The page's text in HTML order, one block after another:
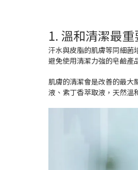
1. 溫和清潔最
汗水與皮脂的肌膚等同細菌
避免使用清潔力強的皂鹼產
肌膚的清潔會是改善的最大
液、紫丁香萃取液，天然溫